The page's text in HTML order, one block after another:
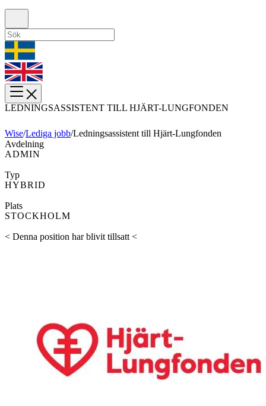
LEDNINGSASSISTENT TILL HJÄRT-LUNGFONDEN
Wise/Lediga jobb/Ledningsassistent till Hjärt-Lungfonden
Avdelning
ADMIN
Typ
HYBRID
Plats
STOCKHOLM
< Denna position har blivit tillsatt <